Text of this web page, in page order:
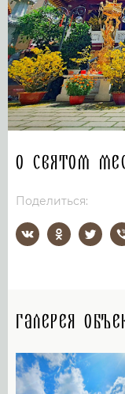
О святом
Поделиться:
Галерея